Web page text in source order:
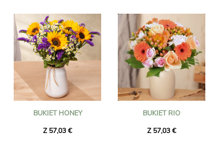
BUKIET HONEY
Z 57,03 €
BUKIET RIO
Z 57,03 €